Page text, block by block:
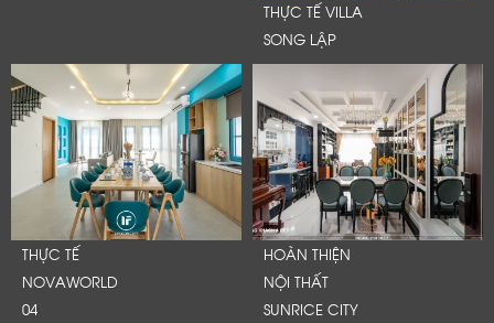
THỰC TẾ VILLA
SONG LẬP
THỰC TẾ
NOVAWORLD
04
HOÀN THIỆN
NỘI THẤT
SUNRICE CITY